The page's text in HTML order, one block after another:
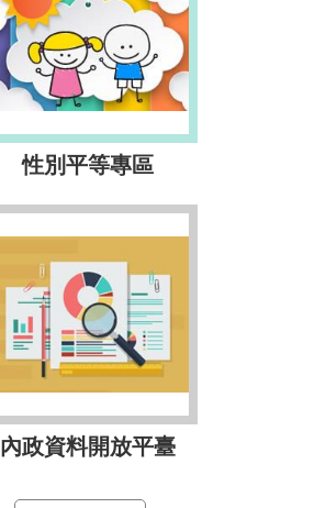
性別平等專區
內政資料開放平臺